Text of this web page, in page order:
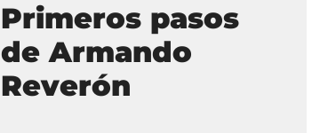
Primeros pasos
de Armando
Reverón